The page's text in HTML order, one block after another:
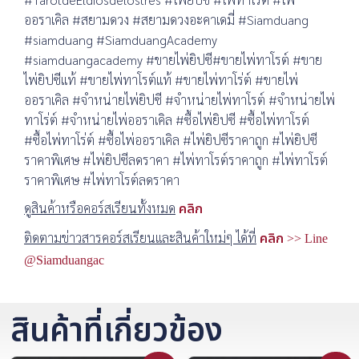
ออราเคิล #สยามดวง #สยามดวงอะคาเดมี่ #Siamduang
#siamduang #SiamduangAcademy
#siamduangacademy #ขายไพ่ยิปซี#ขายไพ่ทาโรต์ #ขาย
ไพ่ยิปซีแท้ #ขายไพ่ทาโรต์แท้ #ขายไพ่ทาโร่ต์ #ขายไพ่
ออราเคิล #จำหน่ายไพ่ยิปซี #จำหน่ายไพ่ทาโรต์ #จำหน่ายไพ่
ทาโร่ต์ #จำหน่ายไพ่ออราเคิล #ซื้อไพ่ยิปซี #ซื้อไพ่ทาโรต์
#ซื้อไพ่ทาโร่ต์ #ซื้อไพ่ออราเคิล #ไพ่ยิปซีราคาถูก #ไพ่ยิปซี
ราคาพิเศษ #ไพ่ยิปซีลดราคา #ไพ่ทาโรต์ราคาถูก #ไพ่ทาโรต์
ราคาพิเศษ #ไพ่ทาโรต์ลดราคา
ดูสินค้าหรือคอร์สเรียนทั้งหมด คลิก
ติดตามข่าวสารคอร์สเรียนและสินค้าใหม่ๆ ได้ที่ คลิก >> Line
@Siamduangac
สินค้าที่เกี่ยวข้อง